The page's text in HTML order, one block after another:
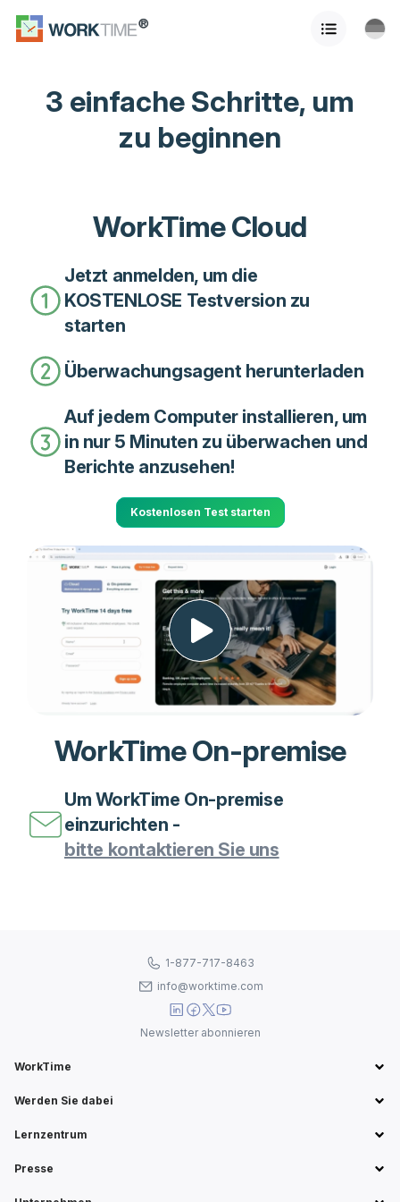
3 einfache Schritte, um
zu beginnen
WorkTime Cloud
Jetzt anmelden, um die
KOSTENLOSE Testversion zu
starten
Überwachungsagent herunterladen
Auf jedem Computer installieren, um
in nur 5 Minuten zu überwachen und
Berichte anzusehen!
Kostenlosen Test starten
WorkTime On-premise
Um WorkTime On-premise
einzurichten -
bitte kontaktieren Sie uns
WorkTime
Werden Sie dabei
Lernzentrum
Presse
1-877-717-8463
info@worktime.com
Newsletter abonnieren